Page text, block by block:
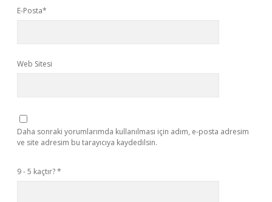
E-Posta*
Web Sitesi
Daha sonraki yorumlarımda kullanılması için adım, e-posta adresim
ve site adresim bu tarayıcıya kaydedilsin.
9 - 5 kaçtır?*